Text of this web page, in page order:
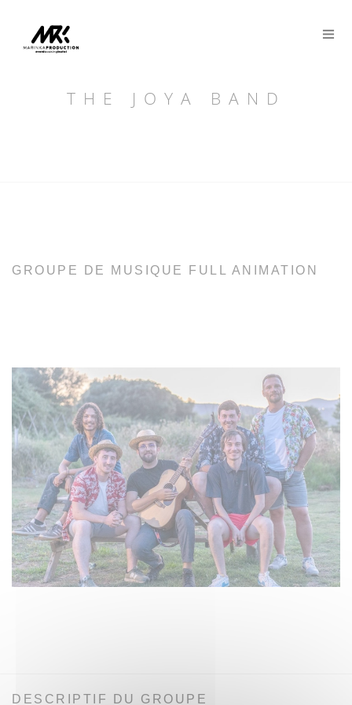
THE JOYA BAND
GROUPE DE MUSIQUE FULL ANIMATION
DESCRIPTIF DU GROUPE